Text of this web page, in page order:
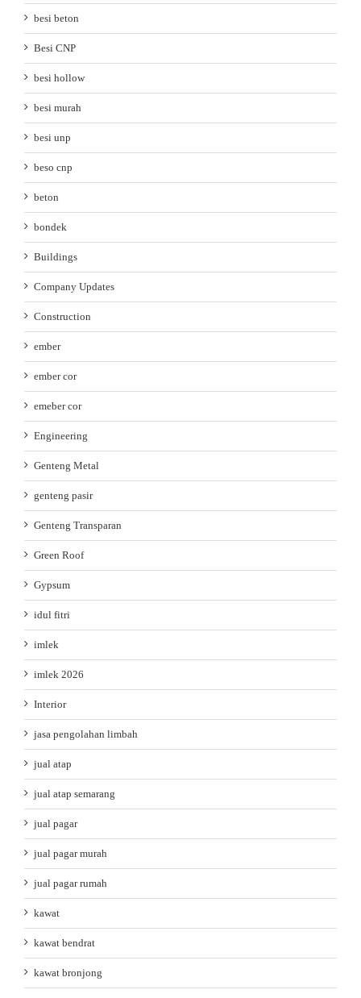
besi beton
Besi CNP
besi hollow
besi murah
besi unp
beso cnp
beton
bondek
Buildings
Company Updates
Construction
ember
ember cor
emeber cor
Engineering
Genteng Metal
genteng pasir
Genteng Transparan
Green Roof
Gypsum
idul fitri
imlek
imlek 2026
Interior
jasa pengolahan limbah
jual atap
jual atap semarang
jual pagar
jual pagar murah
jual pagar rumah
kawat
kawat bendrat
kawat bronjong